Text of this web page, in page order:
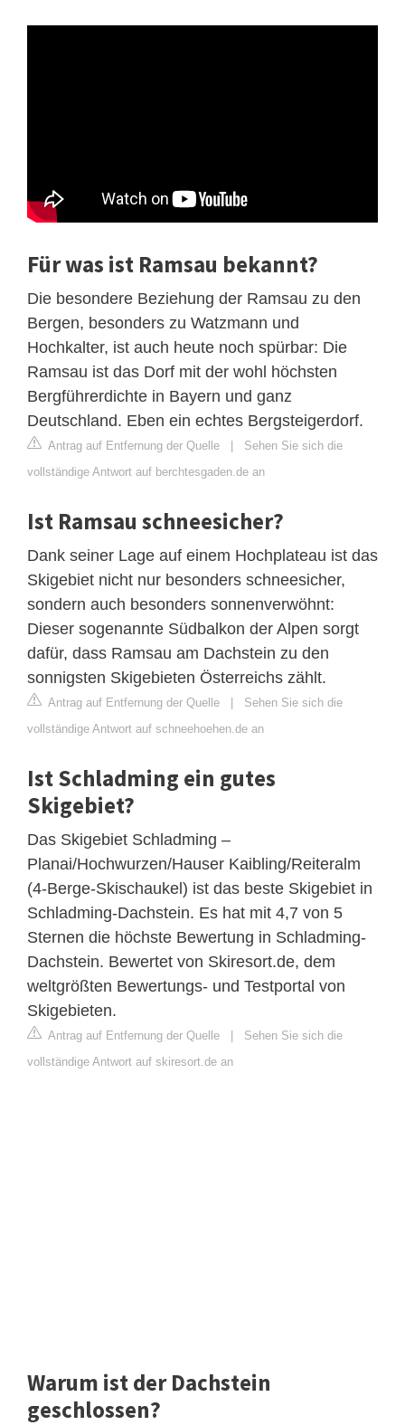
Für was ist Ramsau bekannt?
Die besondere Beziehung der Ramsau zu den
Bergen, besonders zu Watzmann und
Hochkalter, ist auch heute noch spürbar: Die
Ramsau ist das Dorf mit der wohl höchsten
Bergführerdichte in Bayern und ganz
Deutschland. Eben ein echtes Bergsteigerdorf.
Antrag auf Entfernung der Quelle | Sehen Sie sich die
vollständige Antwort auf berchtesgaden.de an
Ist Ramsau schneesicher?
Dank seiner Lage auf einem Hochplateau ist das
Skigebiet nicht nur besonders schneesicher,
sondern auch besonders sonnenverwöhnt:
Dieser sogenannte Südbalkon der Alpen sorgt
dafür, dass Ramsau am Dachstein zu den
sonnigsten Skigebieten Österreichs zählt.
Antrag auf Entfernung der Quelle | Sehen Sie sich die
vollständige Antwort auf schneehoehen.de an
Ist Schladming ein gutes
Skigebiet?
Das Skigebiet Schladming –
Planai/Hochwurzen/Hauser Kaibling/Reiteralm
(4-Berge-Skischaukel) ist das beste Skigebiet in
Schladming-Dachstein. Es hat mit 4,7 von 5
Sternen die höchste Bewertung in Schladming-
Dachstein. Bewertet von Skiresort.de, dem
weltgrößten Bewertungs- und Testportal von
Skigebieten.
Antrag auf Entfernung der Quelle | Sehen Sie sich die
vollständige Antwort auf skiresort.de an
Warum ist der Dachstein
geschlossen?